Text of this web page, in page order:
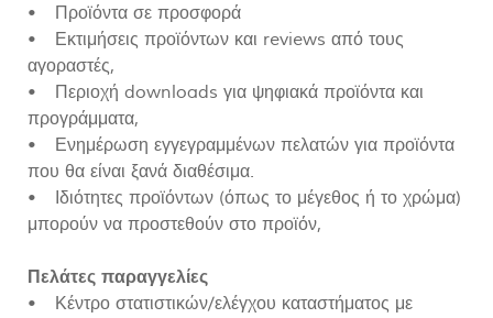
• Προϊόντα σε προσφορά
• Εκτιμήσεις προϊόντων και reviews από τους
αγοραστές,
• Περιοχή downloads για ψηφιακά προϊόντα και
προγράμματα,
• Ενημέρωση εγγεγραμμένων πελατών για προϊόντα
που θα είναι ξανά διαθέσιμα.
• Ιδιότητες προϊόντων (όπως το μέγεθος ή το χρώμα)
μπορούν να προστεθούν στο προϊόν,
Πελάτες παραγγελίες
• Κέντρο στατιστικών/ελέγχου καταστήματος με